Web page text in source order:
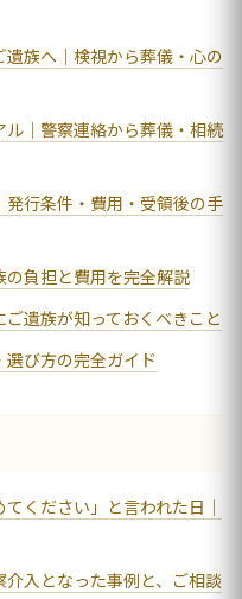
族へ｜検視から葬儀・心の
｜警察連絡から葬儀・相続
行条件・費用・受領後の手
負担と費用を完全解説
遺族が知っておくべきこと
び方の完全ガイド
ください」と言われた日｜
介入となった事例と、ご相談